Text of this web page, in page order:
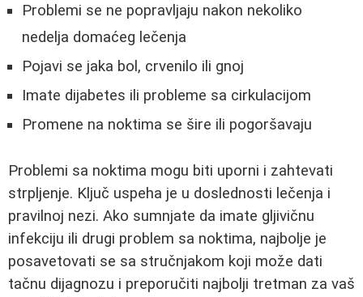
Problemi se ne popravljaju nakon nekoliko
nedelja domaćeg lečenja
Pojavi se jaka bol, crvenilo ili gnoj
Imate dijabetes ili probleme sa cirkulacijom
Promene na noktima se šire ili pogoršavaju
Problemi sa noktima mogu biti uporni i zahtevati
strpljenje. Ključ uspeha je u doslednosti lečenja i
pravilnoj nezi. Ako sumnjate da imate gljivičnu
infekciju ili drugi problem sa noktima, najbolje je
posavetovati se sa stručnjakom koji može dati
tačnu dijagnozu i preporučiti najbolji tretman za vaš